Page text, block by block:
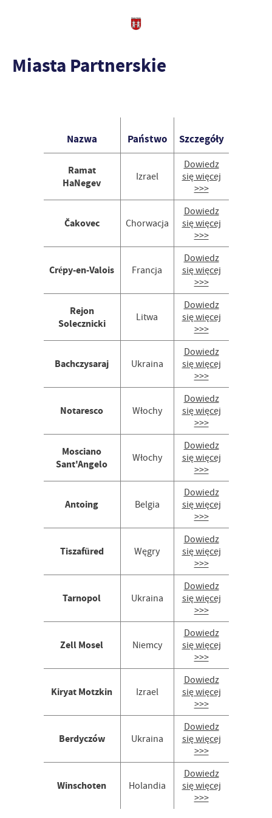
Miasta Partnerskie
Nazwa Państwo Szczegóły
Ramat
HaNegev
Izrael
Dowiedz
się więcej
>>>
Čakovec Chorwacja
Dowiedz
się więcej
>>>
Crépy-en-Valois Francja
Dowiedz
się więcej
>>>
Rejon
Solecznicki
Litwa
Dowiedz
się więcej
>>>
Bachczysaraj Ukraina
Dowiedz
się więcej
>>>
Notaresco Włochy
Dowiedz
się więcej
>>>
Mosciano
Sant'Angelo
Włochy
Dowiedz
się więcej
>>>
Antoing Belgia
Dowiedz
się więcej
>>>
Tiszafüred Węgry
Dowiedz
się więcej
>>>
Tarnopol Ukraina
Dowiedz
się więcej
>>>
Zell Mosel Niemcy
Dowiedz
się więcej
>>>
Kiryat Motzkin Izrael
Dowiedz
się więcej
>>>
Berdyczów Ukraina
Dowiedz
się więcej
>>>
Winschoten Holandia
Dowiedz
się więcej
>>>